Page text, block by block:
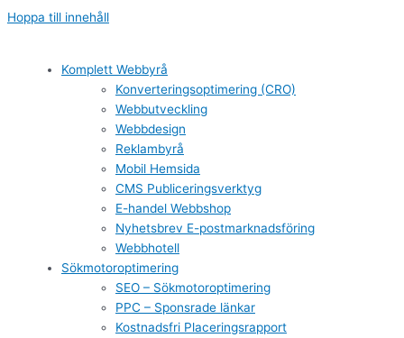
Hoppa till innehåll
Komplett Webbyrå
Konverteringsoptimering (CRO)
Webbutveckling
Webbdesign
Reklambyrå
Mobil Hemsida
CMS Publiceringsverktyg
E-handel Webbshop
Nyhetsbrev E-postmarknadsföring
Webbhotell
Sökmotoroptimering
SEO – Sökmotoroptimering
PPC – Sponsrade länkar
Kostnadsfri Placeringsrapport